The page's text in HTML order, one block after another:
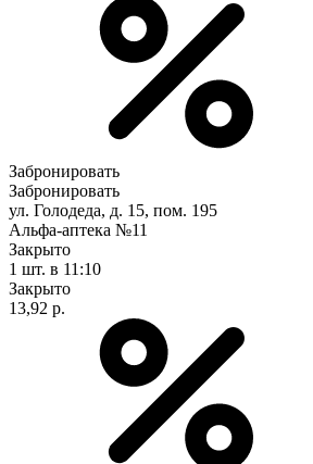
Забронировать
Забронировать
ул. Голодеда, д. 15, пом. 195
Альфа-аптека №11
Закрыто
1 шт. в 11:10
Закрыто
13,92 р.